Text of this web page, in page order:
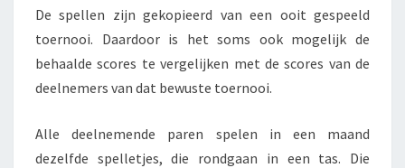
De spellen zijn gekopieerd van een ooit gespeeld
toernooi. Daardoor is het soms ook mogelijk de
behaalde scores te vergelijken met de scores van de
deelnemers van dat bewuste toernooi.
Alle deelnemende paren spelen in een maand
dezelfde spelletjes, die rondgaan in een tas. Die